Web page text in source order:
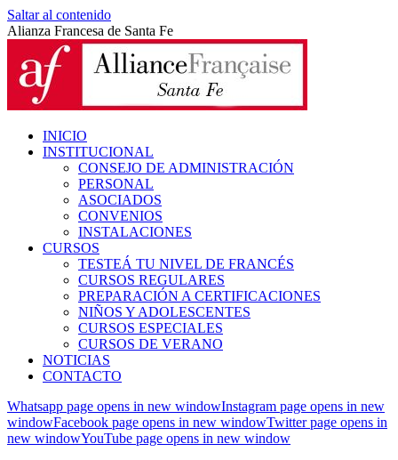
Saltar al contenido
Alianza Francesa de Santa Fe
INICIO
INSTITUCIONAL
CONSEJO DE ADMINISTRACIÓN
PERSONAL
ASOCIADOS
CONVENIOS
INSTALACIONES
CURSOS
TESTEÁ TU NIVEL DE FRANCÉS
CURSOS REGULARES
PREPARACIÓN A CERTIFICACIONES
NIÑOS Y ADOLESCENTES
CURSOS ESPECIALES
CURSOS DE VERANO
NOTICIAS
CONTACTO
Whatsapp page opens in new windowInstagram page opens in new
windowFacebook page opens in new windowTwitter page opens in
new windowYouTube page opens in new window